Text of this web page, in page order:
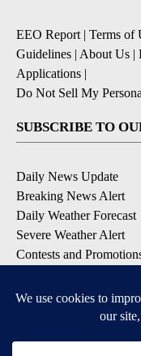
EEO Report | Terms of
Guidelines | About Us |
Applications |
Do Not Sell My
SUBSCRIBE TO
Daily News Update
Breaking News Alert
Daily Weather Forecast
Severe Weather Alert
Contests and